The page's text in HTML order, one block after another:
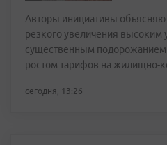
Авторы инициативы
резкого увеличения
существенным подорожанием
ростом тарифов на жилищно-
сегодня, 13:26